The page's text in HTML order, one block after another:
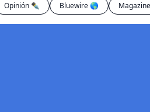
Opinión ✒️ Bluewire 🌎